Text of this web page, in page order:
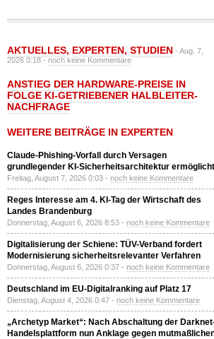
AKTUELLES, EXPERTEN, STUDIEN - Aug. 7,
2026 0:18 -noch keine Kommentare
ANSTIEG DER HARDWARE-PREISE IN
FOLGE KI-GETRIEBENER HALBLEITER-
NACHFRAGE
WEITERE BEITRÄGE IN EXPERTEN
Claude-Phishing-Vorfall durch Versagen
grundlegender KI-Sicherheitsarchitektur ermöglicht
Freitag, August 7, 2026 0:03 - noch keine Kommentare
Reges Interesse am 4. KI-Tag der Wirtschaft des
Landes Brandenburg
Donnerstag, August 6, 2026 8:53 - noch keine Kommentare
Digitalisierung der Schiene: TÜV-Verband fordert
Modernisierung sicherheitsrelevanter Verfahren
Donnerstag, August 6, 2026 0:37 - noch keine Kommentare
Deutschland im EU-Digitalranking auf Platz 17
Dienstag, August 4, 2026 0:47 - noch keine Kommentare
„Archetyp Market“: Nach Abschaltung der
Handelsplattform nun Anklage gegen